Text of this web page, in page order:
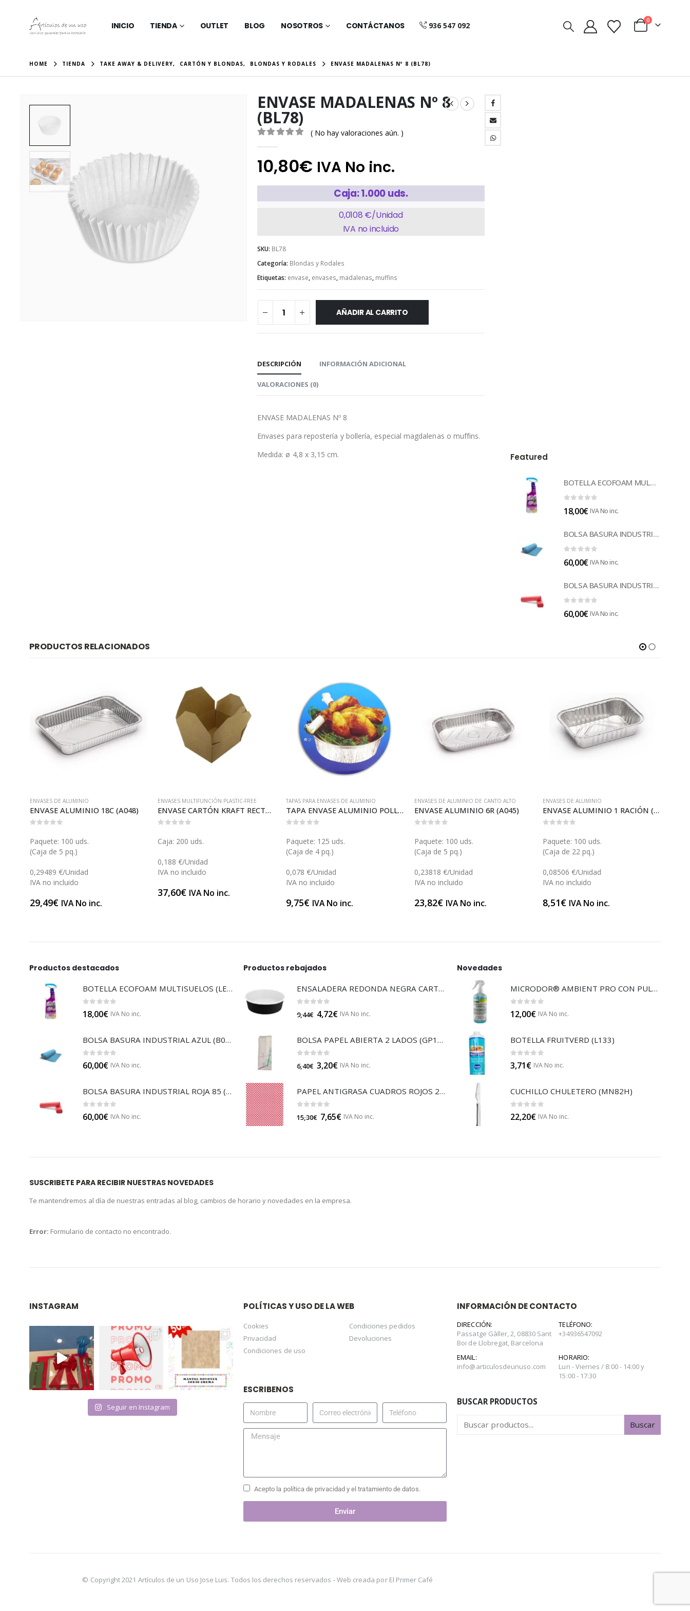
INICIO TIENDA OUTLET BLOG NOSOTROS CONTÁCTANOS 936 547 092
0
HOME TIENDA TAKE AWAY & DELIVERY, CARTÓN Y BLONDAS, BLONDAS Y RODALES ENVASE MADALENAS Nº 8 (BL78)
ENVASE MADALENAS Nº 8
(BL78)
( No hay valoraciones aún. )
10,80€ IVA No inc.
Caja: 1.000 uds.
0,0108 €/Unidad
IVA no incluido
SKU: BL78
Categoría: Blondas y Rodales
Etiquetas: envase, envases, madalenas, muffins
AÑADIR AL CARRITO
DESCRIPCIÓN INFORMACIÓN ADICIONAL
VALORACIONES (0)
ENVASE MADALENAS Nº 8
Envases para repostería y bollería, especial magdalenas o muffins.
Medida: ø 4,8 x 3,15 cm.
Featured
BOTELLA ECOFOAM MULTISUELOS (LECOF12)
18,00€ IVA No inc.
BOLSA BASURA INDUSTRIAL AZUL (B014A)
60,00€ IVA No inc.
BOLSA BASURA INDUSTRIAL ROJA 85 (B014)
60,00€ IVA No inc.
PRODUCTOS RELACIONADOS
ENVASES DE ALUMINIO
ENVASE ALUMINIO 18C (A048)
Paquete: 100 uds.
(Caja de 5 pq.)
0,29489 €/Unidad
IVA no incluido
29,49€ IVA No inc.
ENVASES MULTIFUNCIÓN PLASTIC-FREE
ENVASE CARTÓN KRAFT RECTANGULAR MEDIANO (X197)
Caja: 200 uds.
0,188 €/Unidad
IVA no incluido
37,60€ IVA No inc.
TAPAS PARA ENVASES DE ALUMINIO
TAPA ENVASE ALUMINIO POLLO ALTO (AT17)
Paquete: 125 uds.
(Caja de 4 pq.)
0,078 €/Unidad
IVA no incluido
9,75€ IVA No inc.
ENVASES DE ALUMINIO DE CANTO ALTO
ENVASE ALUMINIO 6R (A045)
Paquete: 100 uds.
(Caja de 5 pq.)
0,23818 €/Unidad
IVA no incluido
23,82€ IVA No inc.
ENVASES DE ALUMINIO
ENVASE ALUMINIO 1 RACIÓN (A032)
Paquete: 100 uds.
(Caja de 22 pq.)
0,08506 €/Unidad
IVA no incluido
8,51€ IVA No inc.
Productos destacados
BOTELLA ECOFOAM MULTISUELOS (LECOF12)
0 out of 5
18,00€ IVA No inc.
BOLSA BASURA INDUSTRIAL AZUL (B014A)
0out of 5
60,00€ IVA No inc.
BOLSA BASURA INDUSTRIAL ROJA 85 (B014)
0out of 5
60,00€ IVA No inc.
Productos rebajados
ENSALADERA REDONDA NEGRA CARTÓN 500 (E130N)
out of 5
9,44€ 4,72€ IVA No inc.
BOLSA PAPEL ABIERTA 2 LADOS (GP14714)
out of 5
6,40€ 3,20€ IVA No inc.
PAPEL ANTIGRASA CUADROS ROJOS 20 (GP23324)
out of 5
15,30€ 7,65€ IVA No inc.
Novedades
MICRODOR® AMBIENT PRO CON PULVERIZADOR (LB08)
0 out of 5
12,00€ IVA No inc.
BOTELLA FRUITVERD (L133)
0 out of 5
3,71€ IVA No inc.
CUCHILLO CHULETERO (MN82H)
0 out of 5
22,20€ IVA No inc.
SUSCRIBETE PARA RECIBIR NUESTRAS NOVEDADES
Te mantendremos al día de nuestras entradas al blog, cambios de horario y novedades en la empresa.
Error: Formulario de contacto no encontrado.
INSTAGRAM
Seguir en Instagram
POLÍTICAS Y USO DE LA WEB
Cookies
Privacidad
Condiciones de uso
Condiciones pedidos
Devoluciones
ESCRIBENOS
Acepto la política de privacidad y el tratamiento de datos.
Enviar
INFORMACIÓN DE CONTACTO
DIRECCIÓN:
Passatge Gàller, 2, 08830 Sant
Boi de Llobregat, Barcelona
TELÉFONO:
+34936547092
EMAIL:
info@articulosdeunuso.com
HORARIO:
Lun - Viernes / 8:00 - 14:00 y
15:00 - 17:30
BUSCAR PRODUCTOS
Buscar
© Copyright 2021 Artículos de un Uso Jose Luis. Todos los derechos reservados -Web creada por El Primer Café